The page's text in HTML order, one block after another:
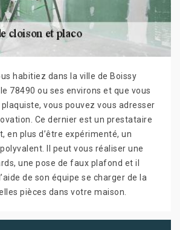
habitiez dans la ville de Boissy
78490 ou ses environs et que vous
plaquiste, vous pouvez vous adresser
Ce dernier est un prestataire
en plus d’être expérimenté, un
Il peut vous réaliser une
une pose de faux plafond et il
de son équipe se charger de la
pièces dans votre maison.